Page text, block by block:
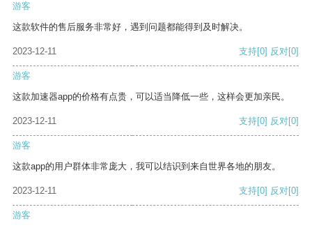
游客
这款软件的售后服务非常好，遇到问题都能得到及时解决。
2023-12-11 支持[0] 反对[0]
游客
这款加速器app的价格有点贵，可以适当降低一些，这样会更加亲民。
2023-12-11 支持[0] 反对[0]
游客
这款app的用户群体非常庞大，我可以结识到来自世界各地的朋友。
2023-12-11 支持[0] 反对[0]
游客